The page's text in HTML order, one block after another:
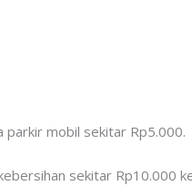
parkir mobil sekitar Rp5.000.
sekitar Rp10.000